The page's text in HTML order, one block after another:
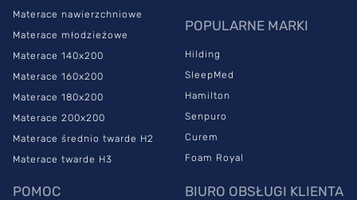
Materace nawierzchniowe
Materace młodzieżowe
Materace 140x200
Materace 160x200
Materace 180x200
Materace 200x200
Materace średnio twarde H2
Materace twarde H3
POPULARNE MARKI
Hilding
SleepMed
Hamilton
Senpuro
Curem
Foam Royal
POMOC BIURO OBSŁUGI KLIENTA